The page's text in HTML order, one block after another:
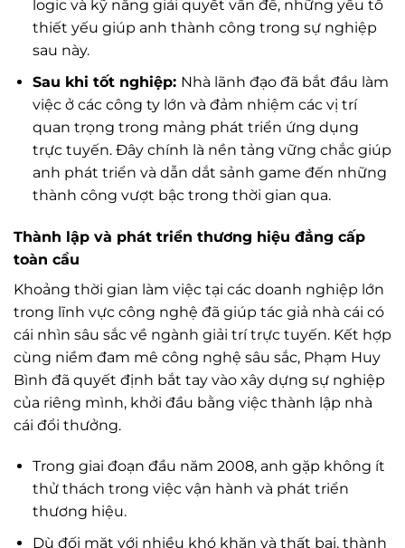
logic và kỹ năng giải quyết vấn đề, những yếu tố
thiết yếu giúp anh thành công trong sự nghiệp
sau này.
Sau khi tốt nghiệp: Nhà lãnh đạo đã bắt đầu làm
việc ở các công ty lớn và đảm nhiệm các vị trí
quan trọng trong mảng phát triển ứng dụng
trực tuyến. Đây chính là nền tảng vững chắc giúp
anh phát triển và dẫn dắt sảnh game đến những
thành công vượt bậc trong thời gian qua.
Thành lập và phát triển thương hiệu đẳng cấp
toàn cầu
Khoảng thời gian làm việc tại các doanh nghiệp lớn
trong lĩnh vực công nghệ đã giúp tác giả nhà cái có
cái nhìn sâu sắc về ngành giải trí trực tuyến. Kết hợp
cùng niềm đam mê công nghệ sâu sắc, Phạm Huy
Bình đã quyết định bắt tay vào xây dựng sự nghiệp
của riêng mình, khởi đầu bằng việc thành lập nhà
cái đổi thưởng.
Trong giai đoạn đầu năm 2008, anh gặp không ít
thử thách trong việc vận hành và phát triển
thương hiệu.
Dù đối mặt với nhiều khó khăn và thất bại, thành